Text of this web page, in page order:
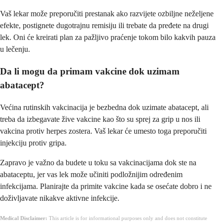
Vaš lekar može preporučiti prestanak ako razvijete ozbiljne neželjene
efekte, postignete dugotrajnu remisiju ili trebate da pređete na drugi
lek. Oni će kreirati plan za pažljivo praćenje tokom bilo kakvih pauza
u lečenju.
Da li mogu da primam vakcine dok uzimam
abatacept?
Većina rutinskih vakcinacija je bezbedna dok uzimate abatacept, ali
treba da izbegavate žive vakcine kao što su sprej za grip u nos ili
vakcina protiv herpes zostera. Vaš lekar će umesto toga preporučiti
injekciju protiv gripa.
Zapravo je važno da budete u toku sa vakcinacijama dok ste na
abataceptu, jer vas lek može učiniti podložnijim određenim
infekcijama. Planirajte da primite vakcine kada se osećate dobro i ne
doživljavate nikakve aktivne infekcije.
Medical Disclaimer: This article is for informational purposes only and does not constitute